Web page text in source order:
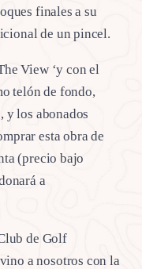
finales a su
de un pincel.
View ‘y con el
telón de fondo,
y los abonados
esta obra de
(precio bajo
a
de Golf
a nosotros con la